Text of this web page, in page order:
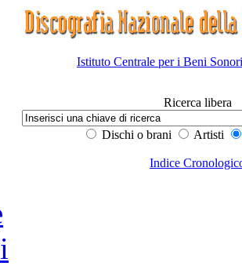
Istituto Centrale per i Beni
Ricerca libera
Dischi o brani Artisti
Indice